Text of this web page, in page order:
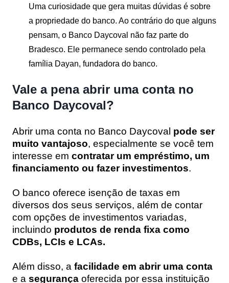
Uma curiosidade que gera muitas dúvidas é sobre
a propriedade do banco. Ao contrário do que alguns
pensam, o Banco Daycoval não faz parte do
Bradesco. Ele permanece sendo controlado pela
família Dayan, fundadora do banco​.
Vale a pena abrir uma conta no
Banco Daycoval?
Abrir uma conta no Banco Daycoval pode ser
muito vantajoso, especialmente se você tem
interesse em contratar um empréstimo, um
financiamento ou fazer investimentos.
O banco oferece isenção de taxas em
diversos dos seus serviços, além de contar
com opções de investimentos variadas,
incluindo produtos de renda fixa como
CDBs, LCIs e LCAs.
Além disso, a facilidade em abrir uma conta
e a segurança oferecida por essa instituição